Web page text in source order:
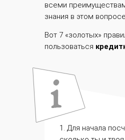
всеми
знания в этом
Вот 7 «золотых»
пользоваться
1. Для начала